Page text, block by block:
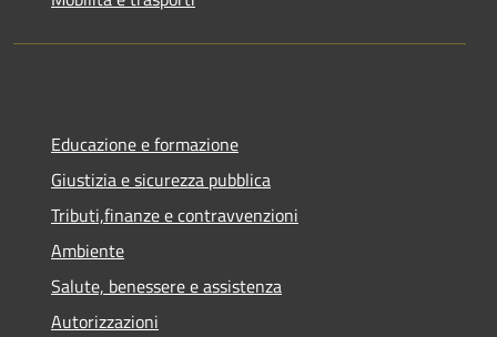
Educazione e formazione
Giustizia e sicurezza pubblica
Tributi,finanze e contravvenzioni
Ambiente
Salute, benessere e assistenza
Autorizzazioni